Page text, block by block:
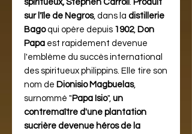
spiritueux, Stephen Carroll
Produit
sur l'île de Negros, dans la distillerie
Bagoqui opère depuis 1902, Don
Papa est rapidement devenue
l'emblème du succès international
des spiritueux philippins. Elle tire son
nom de Dionisio Magbuelas,
surnommé "Papa Isio", un
contremaître d'une plantation
sucrière devenue héros de la